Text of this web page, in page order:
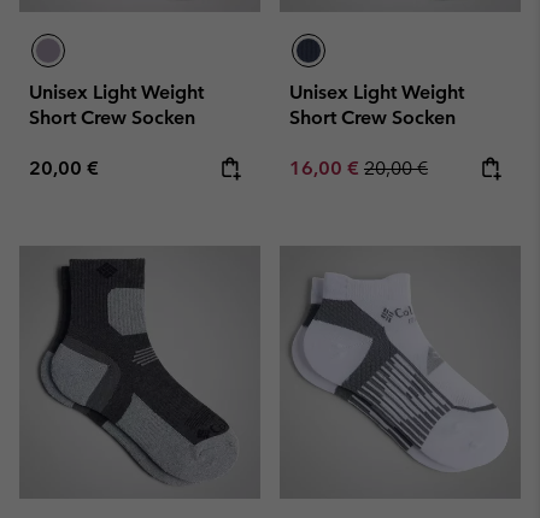
Unisex Light Weight
Short Crew Socken
Regular price:
20,00 €
Unisex Light Weight
Short Crew Socken
Sale price:
16,00 € Regular price:
20,00 €